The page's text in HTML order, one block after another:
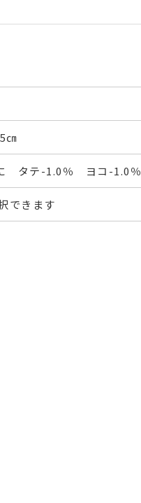
㎝
タテ-1.0％ ヨコ-1.0％
できます